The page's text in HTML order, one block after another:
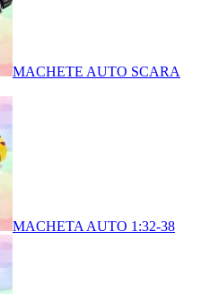
MACHETE AUTO SCARA
MACHETA AUTO 1:32-38